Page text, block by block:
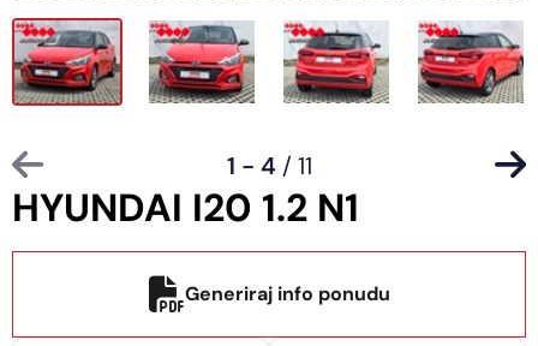
HYUNDAI I20 1.2 N1
1 - 4 / 11
Generiraj info ponudu